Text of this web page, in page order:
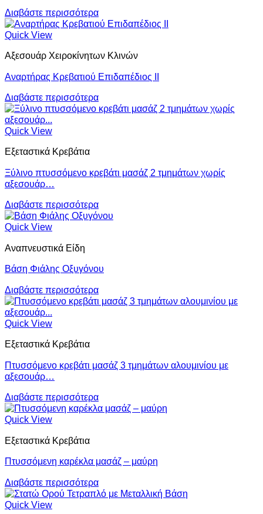
Διαβάστε περισσότερα
Quick View
Αξεσουάρ Χειροκίνητων Κλινών
Αναρτήρας Κρεβατιού Επιδαπέδιος ΙΙ
Διαβάστε περισσότερα
Quick View
Εξεταστικά Κρεβάτια
Ξύλινο πτυσσόμενο κρεβάτι μασάζ 2 τμημάτων χωρίς
αξεσουάρ…
Διαβάστε περισσότερα
Quick View
Αναπνευστικά Είδη
Βάση Φιάλης Οξυγόνου
Διαβάστε περισσότερα
Quick View
Εξεταστικά Κρεβάτια
Πτυσσόμενο κρεβάτι μασάζ 3 τμημάτων αλουμινίου με
αξεσουάρ…
Διαβάστε περισσότερα
Quick View
Εξεταστικά Κρεβάτια
Πτυσσόμενη καρέκλα μασάζ – μαύρη
Διαβάστε περισσότερα
Quick View